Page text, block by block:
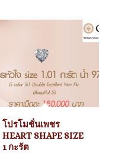
โปรโมชั่นเพชร
HEART SHAPE SIZE
1 กะรัต